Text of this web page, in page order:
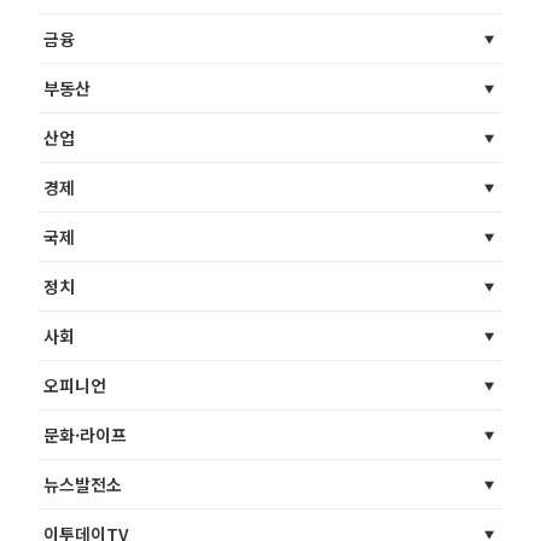
금융
부동산
산업
경제
국제
정치
사회
오피니언
문화·라이프
뉴스발전소
이투데이TV